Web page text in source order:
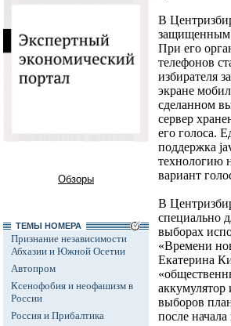
Обзоры
ТЕМЫ НОМЕРА
Признание независимости
Абхазии и Южной Осетии
Автопром
Ксенофобия и неофашизм в
России
Россия и Прибалтика
В
защищенным
При его
телефонов
избирателя
экране
сделанном
сервер
его голоса.
поддержка
технологию
вариант
В
специально
выборах
«Времени
Екатерина
аккумулятор
выборов
после